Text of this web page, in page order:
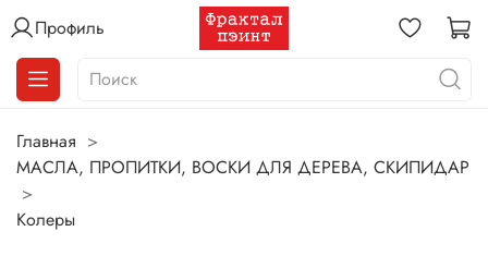
Профиль
Главная
МАСЛА, ПРОПИТКИ, ВОСКИ ДЛЯ ДЕРЕВА, СКИПИДАР
Колеры